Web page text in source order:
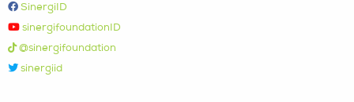
SinergiID
sinergifoundationID
@sinergifoundation
sinergiid